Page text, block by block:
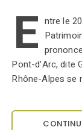
E ntre le
Pont-d’Arc, dite
Rhône-Alpes se